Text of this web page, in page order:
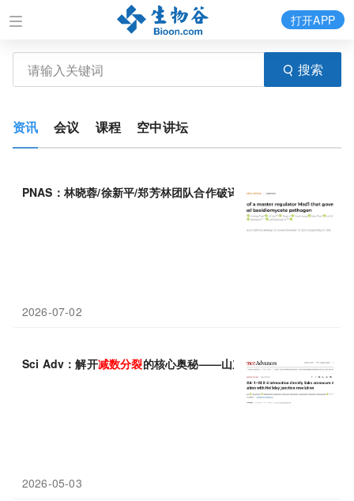
搜索
打开APP
资讯 会议 课程 空中讲坛
PNAS：林晓蓉/徐新平/郑芳林团队合作破译人类病原真菌
2026-07-02
Sci Adv：解开减数分裂的核心奥秘——山东大学张洪涛/洪烨揭示
2026-05-03